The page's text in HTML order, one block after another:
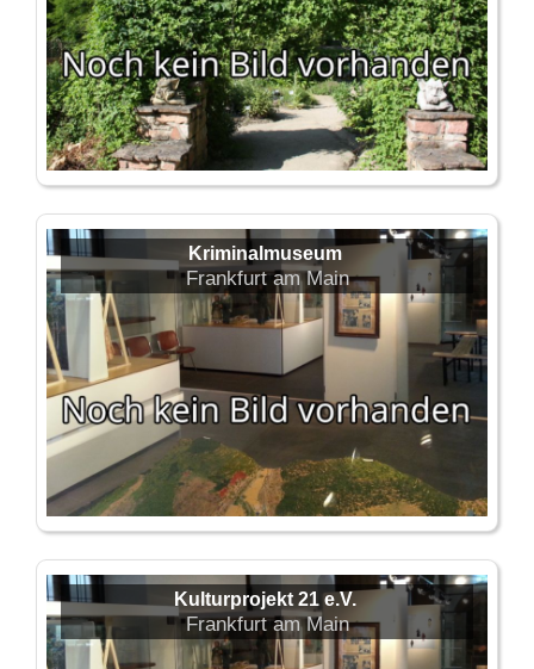
Kriminalmuseum
Frankfurt am Main
Kulturprojekt 21 e.V.
Frankfurt am Main